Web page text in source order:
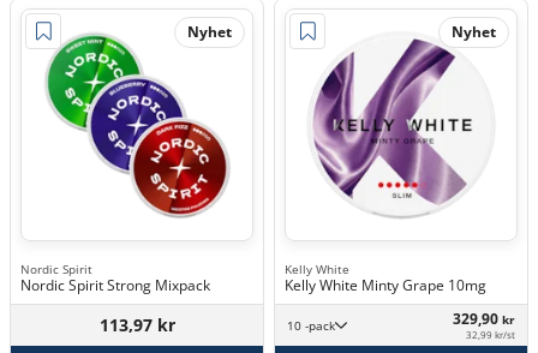
Nyhet
Nordic Spirit
Nordic Spirit Strong Mixpack
113,97 kr
Nyhet
Kelly White
Kelly White Minty Grape 10mg
10 -pack 329,90 kr
32,99 kr/st